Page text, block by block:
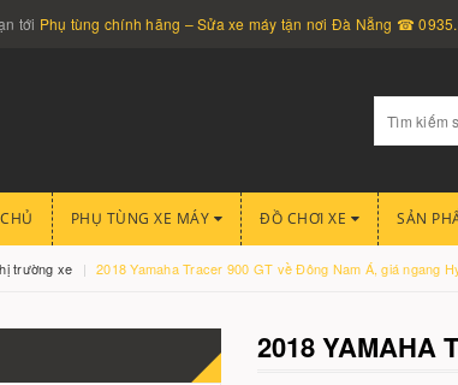
tới Phụ tùng chính hãng – Sửa xe máy tận nơi Đà Nẵng ☎
PHỤ TÙNG XE MÁY ĐỒ CHƠI XE SẢN
trường xe 2018 Yamaha Tracer 900 GT về Đông Nam Á, giá ngang
2018 YAMAHA